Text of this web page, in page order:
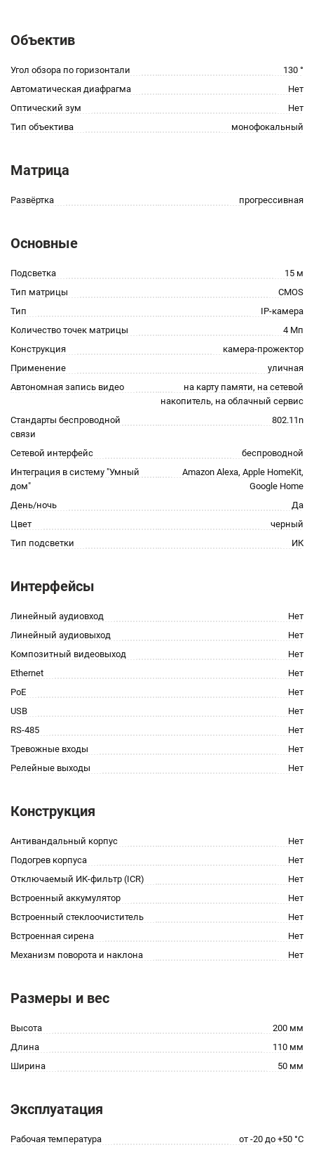
Объектив
Угол обзора по горизонтали
130 °
Автоматическая диафрагма
Нет
Оптический зум
Нет
Тип объектива
монофокальный
Матрица
Развёртка прогрессивная
Основные
Подсветка
15 м
Тип матрицы
CMOS
Тип
IP-камера
Количество точек матрицы
4 Мп
Конструкция
камера-прожектор
Применение
уличная
Автономная запись видео
на карту памяти, на сетевой
накопитель, на облачный сервис
Стандарты беспроводной
связи
802.11n
Сетевой интерфейс
беспроводной
Интеграция в систему "Умный
дом"
Amazon Alexa, Apple HomeKit,
Google Home
День/ночь
Да
Цвет
черный
Тип подсветки
ИК
Интерфейсы
Линейный аудиовход
Нет
Линейный аудиовыход
Нет
Композитный видеовыход
Нет
Ethernet
Нет
PoE
Нет
USB
Нет
RS-485
Нет
Тревожные входы
Нет
Релейные выходы
Нет
Конструкция
Антивандальный корпус
Нет
Подогрев корпуса
Нет
Отключаемый ИК-фильтр (ICR)
Нет
Встроенный аккумулятор
Нет
Встроенный стеклоочиститель
Нет
Встроенная сирена
Нет
Механизм поворота и наклона
Нет
Размеры и вес
Высота
200 мм
Длина
110 мм
Ширина
50 мм
Эксплуатация
Рабочая температура от -20 до +50 °С